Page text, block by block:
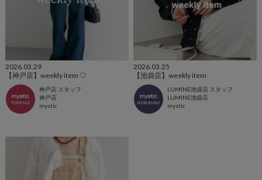
2026.03.29
【神戸店】weekly item ♡
神戸店 スタッフ
神戸店
mystic
2026.03.25
【池袋店】weekly item
LUMINE池袋店 スタッフ
LUMINE池袋店
mystic